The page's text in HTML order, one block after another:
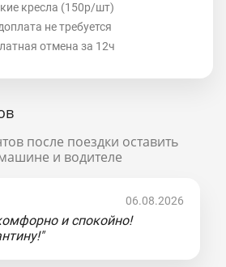
кресла (150р/шт)
не требуется
отмена за 12ч
после поездки оставить
и водителе
06.08.2026
и спокойно!